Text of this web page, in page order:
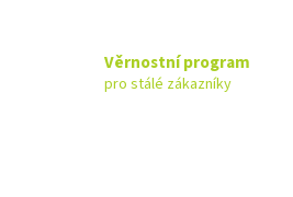
Věrnostní program
pro stálé zákazníky